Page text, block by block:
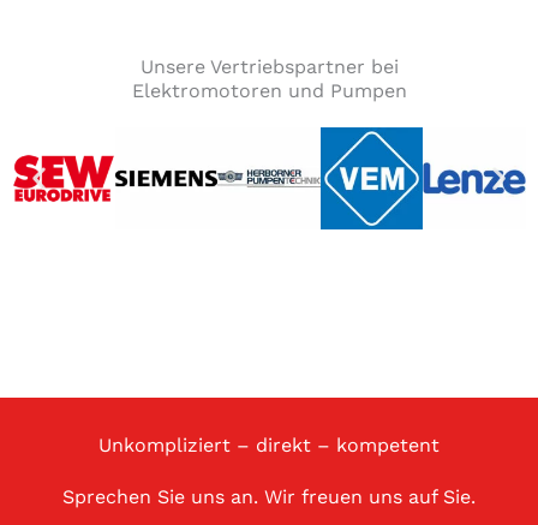
Unsere Vertriebspartner bei
Elektromotoren und Pumpen
Unkompliziert – direkt – kompetent
Sprechen Sie uns an. Wir freuen uns auf Sie.